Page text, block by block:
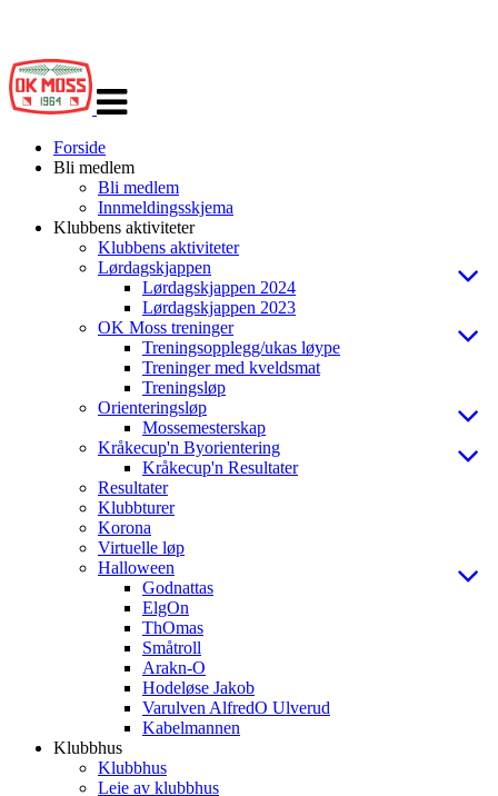
navigasjon
Forside
Bli medlem
Bli medlem
Innmeldingsskjema
Klubbens aktiviteter
Klubbens aktiviteter
Lørdagskjappen
Lørdagskjappen 2024
Lørdagskjappen 2023
OK Moss treninger
Treningsopplegg/ukas løype
Treninger med kveldsmat
Treningsløp
Orienteringsløp
Mossemesterskap
Kråkecup'n Byorientering
Kråkecup'n Resultater
Resultater
Klubbturer
Korona
Virtuelle løp
Halloween
Godnattas
ElgOn
ThOmas
Småtroll
Arakn-O
Hodeløse Jakob
Varulven AlfredO Ulverud
Kabelmannen
Klubbhus
Klubbhus
Leie av klubbhus